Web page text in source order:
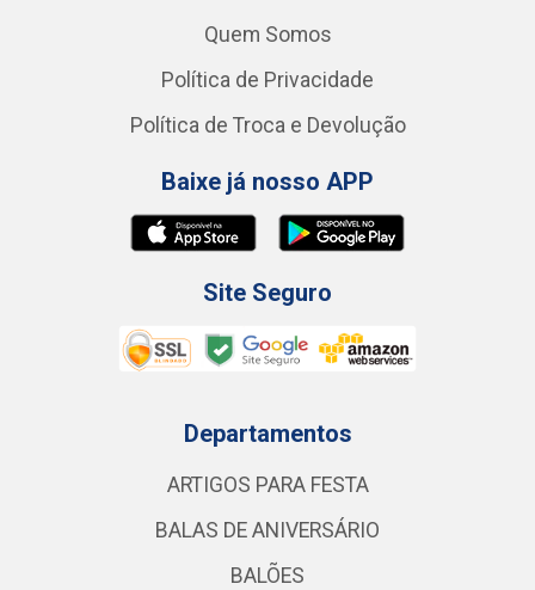
Quem Somos
Política de Privacidade
Política de Troca e Devolução
Baixe já nosso APP
Site Seguro
Departamentos
ARTIGOS PARA FESTA
BALAS DE ANIVERSÁRIO
BALÕES